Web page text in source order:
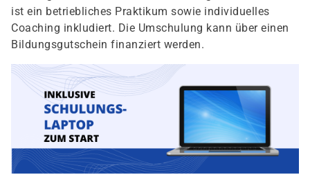
ist ein betriebliches Praktikum sowie individuelles
Coaching inkludiert. Die Umschulung kann über einen
Bildungsgutschein finanziert werden.